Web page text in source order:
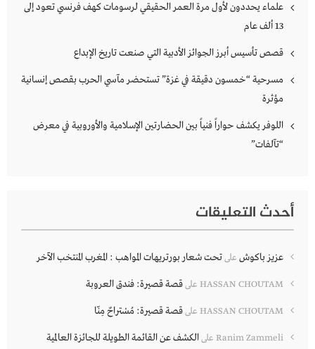
علماء يحددون لأول مرة العمر الحقيقي لرسومات كهف فرنسي تعود إلى
13 ألف عام
قصص تأسيس أبرز الجوائز الأدبية التي صنعت تاريخ الإبداع
مسرحية “خمسون دقيقة في غزة” تستحضر مآسي الحرب بقصص إنسانية
مؤثرة
اللوفر يكشف حواراً فنياً بين الحضارتين الإسلامية والأوروبية في معرض
“تآلفات”
أحدث التعليقات
عزيز باكوش علىتحت شعار بورتريهات المواهب : المغرب المنتخب الآخر
HASSAN CHOUTAM علىقصة قصيرة: فندق العروبة
HASSAN CHOUTAM علىقصة قصيرة: مُسْتراحٌ مِنّا
Ranim Zammeli علىالكشف عن القائمة الطويلة للجائزة العالمية